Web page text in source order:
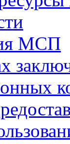
МСП